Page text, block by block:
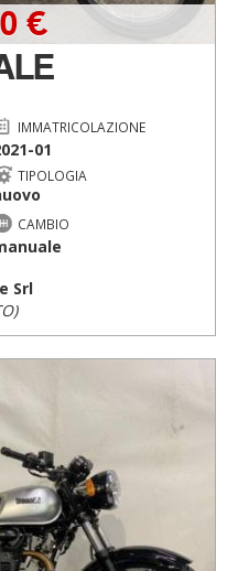
€
IMMATRICOLAZIONE
01
TIPOLOGIA
CAMBIO
Srl